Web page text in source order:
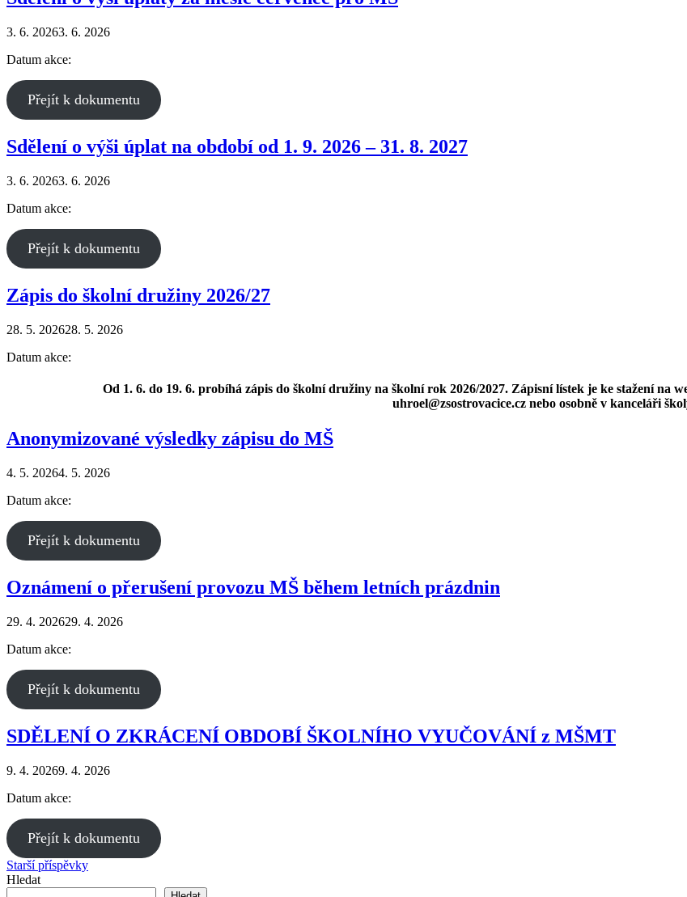
3. 6. 20263. 6. 2026
Datum akce:
Přejít k dokumentu
Sdělení o výši úplat na období od 1. 9. 2026 – 31. 8. 2027
3. 6. 20263. 6. 2026
Datum akce:
Přejít k dokumentu
Zápis do školní družiny 2026/27
28. 5. 202628. 5. 2026
Datum akce:
Od 1. 6. do 19. 6. probíhá zápis do školní družiny na školní rok 2026/2027. Zápisní lístek je ke stažení na
uhroel@zsostrovacice.cz nebo osobně v kanceláři
Anonymizované výsledky zápisu do MŠ
4. 5. 20264. 5. 2026
Datum akce:
Přejít k dokumentu
Oznámení o přerušení provozu MŠ během letních prázdnin
29. 4. 202629. 4. 2026
Datum akce:
Přejít k dokumentu
SDĚLENÍ O ZKRÁCENÍ OBDOBÍ ŠKOLNÍHO VYUČOVÁNÍ z MŠMT
9. 4. 20269. 4. 2026
Datum akce:
Přejít k dokumentu
Navigace
pro
Starší příspěvky
Hledat